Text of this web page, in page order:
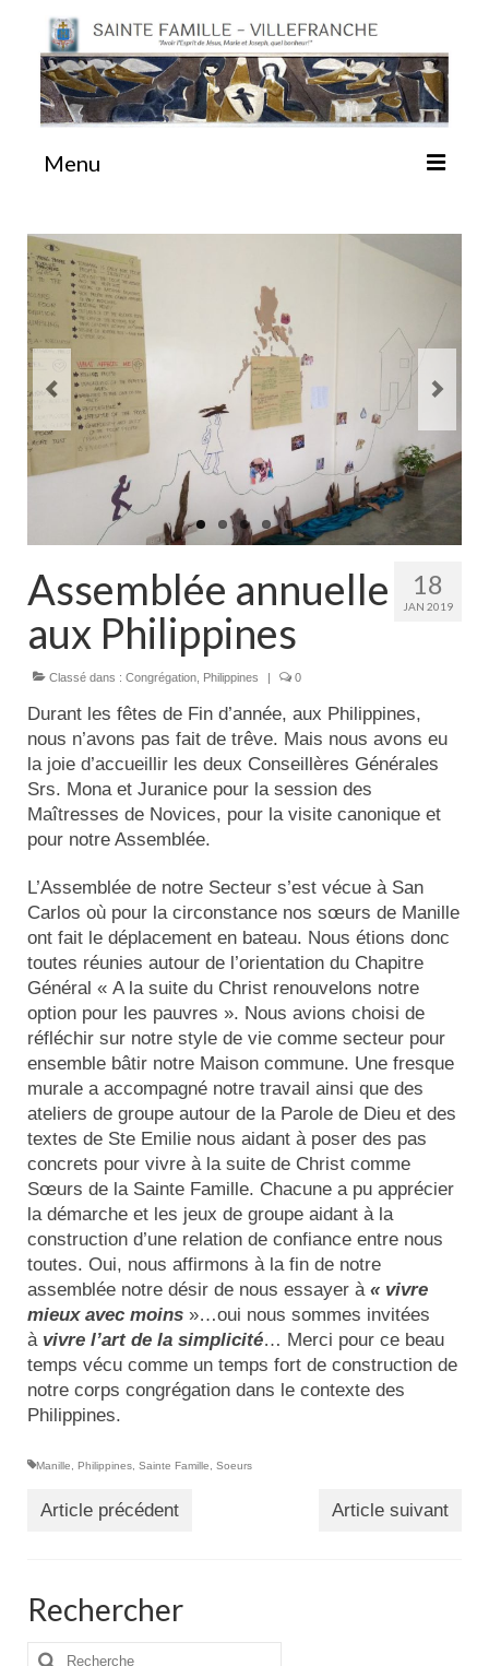
Menu
#87 (pas de titre)
Sainte Emilie
La Congrégation
La Maison-Mère
Actualités
18
JAN 2019
Assemblée annuelle
aux Philippines
Classé dans : Congrégation Philippines | 0
Durant les fêtes de Fin d’année, aux Philippines,
nous n’avons pas fait de trêve. Mais nous avons eu
la joie d’accueillir les deux Conseillères Générales
Srs. Mona et Juranice pour la session des
Maîtresses de Novices, pour la visite canonique et
pour notre Assemblée.
L’Assemblée de notre Secteur s’est vécue à San
Carlos où pour la circonstance nos sœurs de Manille
ont fait le déplacement en bateau. Nous étions donc
toutes réunies autour de l’orientation du Chapitre
Général « A la suite du Christ renouvelons notre
option pour les pauvres ». Nous avions choisi de
réfléchir sur notre style de vie comme secteur pour
ensemble bâtir notre Maison commune. Une fresque
murale a accompagné notre travail ainsi que des
ateliers de groupe autour de la Parole de Dieu et des
textes de Ste Emilie nous aidant à poser des pas
concrets pour vivre à la suite de Christ comme
Sœurs de la Sainte Famille. Chacune a pu apprécier
la démarche et les jeux de groupe aidant à la
construction d’une relation de confiance entre nous
toutes. Oui, nous affirmons à la fin de notre
assemblée notre désir de nous essayer à « vivre
mieux avec moins »…oui nous sommes invitées
à vivre l’art de la simplicité… Merci pour ce beau
temps vécu comme un temps fort de construction de
notre corps congrégation dans le contexte des
Philippines.
Manille Philippines Sainte Famille Soeurs
Article précédent Article suivant
Rechercher
Rechercher